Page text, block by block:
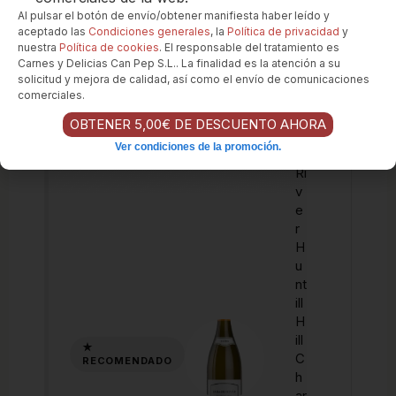
Los favoritos de nuestros clientes...
K
m
e
Ri
v
e
r
H
u
nt
ill
H
ill
C
h
Al pulsar el botón de envío/obtener manifiesta haber leído y
aceptado las Condiciones generales, la Política de privacidad y
nuestra Política de cookies. El responsable del tratamiento es
Carnes y Delicias Can Pep S.L.. La finalidad es la atención a su
solicitud y mejora de calidad, así como el envío de comunicaciones
comerciales.
OBTENER 5,00€ DE DESCUENTO AHORA
Ver condiciones de la promoción.